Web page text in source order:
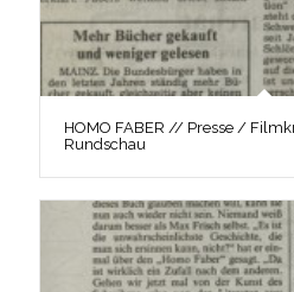
HOMO FABER // Presse /
Rundschau